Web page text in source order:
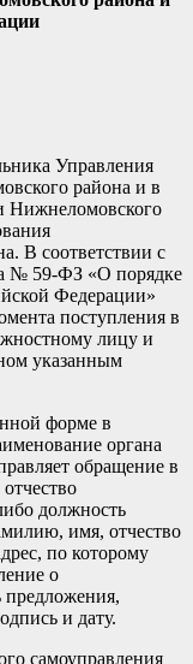
Управления
района и в
Нижнеломовского
В соответствии с
№ 59-ФЗ «О порядке
Федерации»
поступления в
лицу и
указанным
форме в
органа
обращение в
должность
имя, отчество
по которому
о
предложения,
и дату.
самоуправления